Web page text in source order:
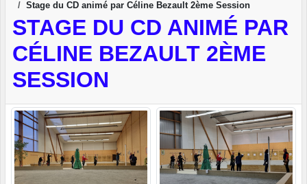
Stage du CD animé par Céline Bezault 2ème Session
STAGE DU CD ANIMÉ PAR
CÉLINE BEZAULT 2ÈME
SESSION